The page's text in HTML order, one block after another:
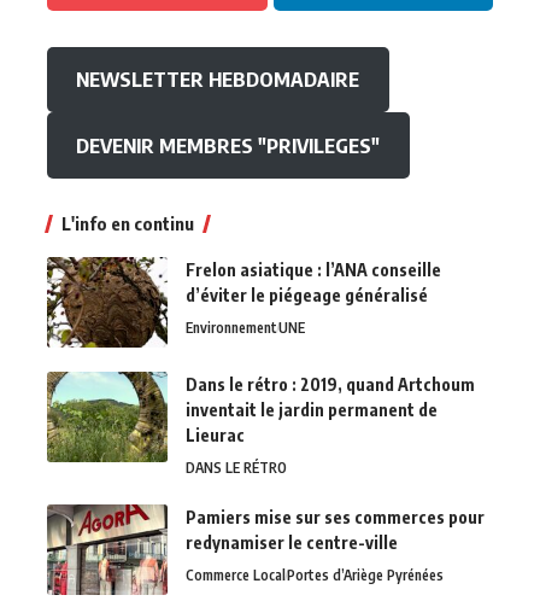
NEWSLETTER HEBDOMADAIRE
DEVENIR MEMBRES "PRIVILEGES"
L'info en continu
Frelon asiatique : l’ANA conseille
d’éviter le piégeage généralisé
EnvironnementUNE
Dans le rétro : 2019, quand Artchoum
inventait le jardin permanent de
Lieurac
DANS LE RÉTRO
Pamiers mise sur ses commerces pour
redynamiser le centre-ville
Commerce Local Portes d’Ariège Pyrénées